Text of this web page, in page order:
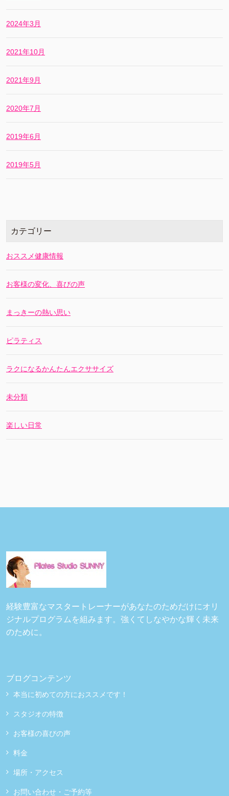
2024年3月
2021年10月
2021年9月
2020年7月
2019年6月
2019年5月
カテゴリー
おススメ健康情報
お客様の変化、喜びの声
まっきーの熱い思い
ピラティス
ラクになるかんたんエクササイズ
未分類
楽しい日常
経験豊富なマスタートレーナーがあなたのためだけにオリ
ジナルプログラムを組みます。強くてしなやかな輝く未来
のために。
ブログコンテンツ
本当に初めての方におススメです！
スタジオの特徴
お客様の喜びの声
料金
場所・アクセス
お問い合わせ・ご予約等